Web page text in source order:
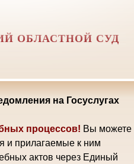
ОБЛАСТНОЙ СУД
на Госуслугах
процессов! Вы можете
и прилагаемые к ним
актов через Единый